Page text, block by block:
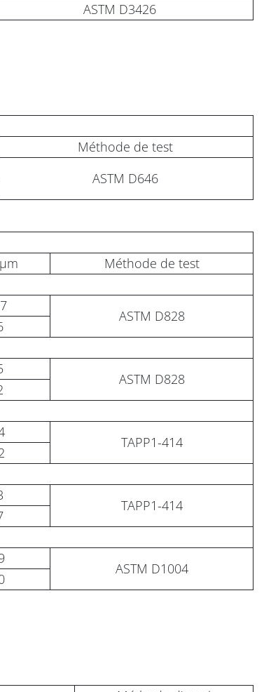
ASTM D3426
Méthode de test
ASTM D646
Méthode de test
ASTM D828
ASTM D828
TAPP1-414
TAPP1-414
ASTM D1004